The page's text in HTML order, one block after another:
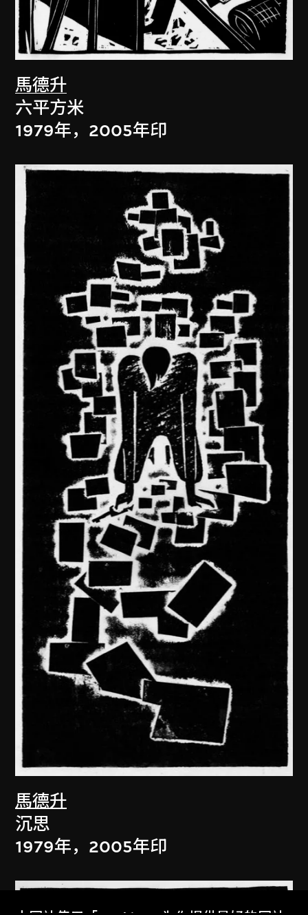
馬德升
六平方米
1979年，2005年印
馬德升
沉思
1979年，2005年印